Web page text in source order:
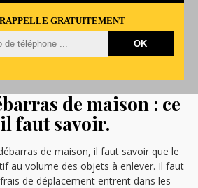
GRATUITEMENT
de maison : ce
faut savoir.
de maison, il faut savoir que le
au volume des objets à enlever. Il faut
de déplacement entrent dans les